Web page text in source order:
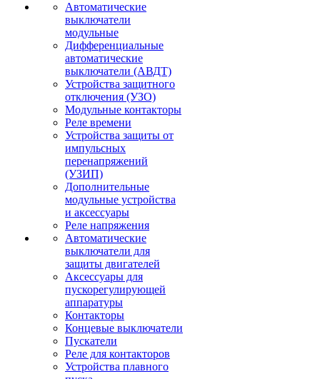
Автоматические
выключатели
модульные
Дифференциальные
автоматические
выключатели (АВДТ)
Устройства защитного
отключения (УЗО)
Модульные контакторы
Реле времени
Устройства защиты от
импульсных
перенапряжений
(УЗИП)
Дополнительные
модульные устройства
и аксессуары
Реле напряжения
Автоматические
выключатели для
защиты двигателей
Аксессуары для
пускорегулирующей
аппаратуры
Контакторы
Концевые выключатели
Пускатели
Реле для контакторов
Устройства плавного